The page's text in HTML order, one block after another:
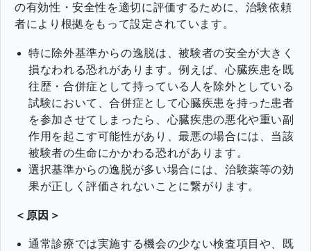
の有効性・安全性を適切に評価するために、治験依頼
者により根拠をもって設定されています。
特に除外基準からの逸脱は、被験者の安全が大きく
損なわれる恐れがあります。例えば、心臓疾患を既
往歴・合併症として持っている人を除外としている
試験において、合併症として心臓疾患を持った患者
を参加させてしまったら、心臓疾患の悪化や重い副
作用を起こす可能性があり、最悪の場合には、当該
被験者の生命にかかわる恐れがあります。
選択基準からの逸脱が多い場合には、治験薬等の効
果が正しく評価されないことに繋がります。
＜原因＞
通常診療では実施する機会の少ない検査項目や、既